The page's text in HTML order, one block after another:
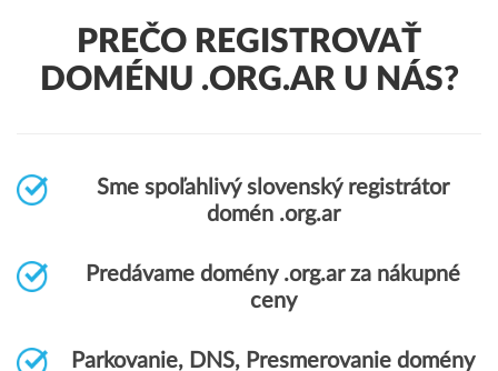
PREČO REGISTROVAŤ
DOMÉNU .ORG.AR U NÁS?
Sme spoľahlivý slovenský registrátor
domén .org.ar
Predávame domény .org.ar za nákupné
ceny
Parkovanie, DNS, Presmerovanie domény